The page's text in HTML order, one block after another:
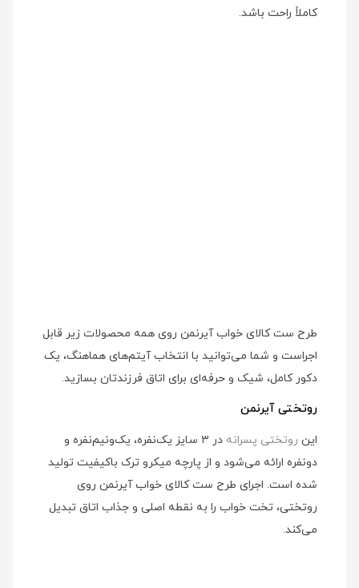
کاملاً راحت باشد.
طرح ست کالای خواب آیرنمن روی همه محصولات زیر قابل
اجراست و شما می‌توانید با انتخاب آیتم‌های هماهنگ، یک
دکور کامل، شیک و حرفه‌ای برای اتاق فرزندتان بسازید.
روتختی آیرنمن
این روتختی پسرانه
در ۳ سایز یک‌نفره، یک‌ونیم‌نفره و
دونفره ارائه می‌شود و از پارچه میکرو ترک باکیفیت تولید
شده است. اجرای طرح ست کالای خواب آیرنمن روی
روتختی، تخت خواب را به نقطه اصلی و جذاب اتاق تبدیل
می‌کند.